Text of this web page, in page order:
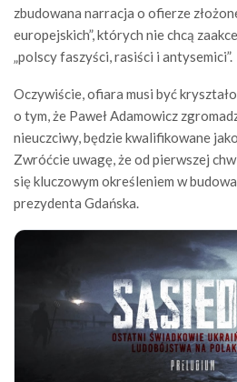
zbudowana narracja o ofierze
europejskich”, których nie chcą
„polscy faszyści, rasiści i antysemici”.
Oczywiście, ofiara musi być
o tym, że Paweł Adamowicz
nieuczciwy, będzie kwalifikowane
Zwróćcie uwagę, że od pierwszej
się kluczowym określeniem w
prezydenta Gdańska.